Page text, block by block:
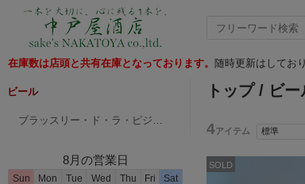
在庫数は店頭と共有在庫となっております。 随時更新はしてお
ビール
ブラッスリー・ド・ラ・ピジョンネル
8月の営業日
Sun Mon Tue Wed Thu Fri Sat
トップ/ ビー
4アイテム
SOLD